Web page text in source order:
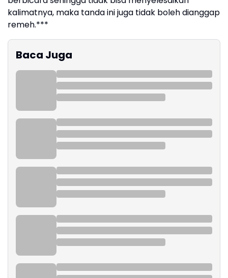
kalimatnya, maka tanda ini juga tidak boleh dianggap
remeh.***
Baca Juga